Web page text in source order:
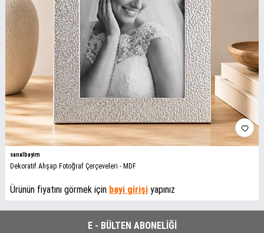
sanalbayim
Dekoratif Ahşap Fotoğraf Çerçeveleri - MDF
Ürünün fiyatını görmek için bayi girişi yapınız
E - BÜLTEN ABONELİĞİ